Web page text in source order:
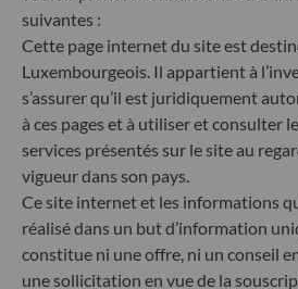
ne prend pas en compte les
les effets négatifs des décisions
sur les facteurs de durabilité dans
décision d'investissement. Article 8
gestion traite les risques de
des critères ESG (Environnement
Gouvernance) dans son
d'investissement. Article 9 :
un objectif d'investissement
contribue de manière significative
transition écologique, et traite les
durabilité par le biais de notations
suivantes :
Cette page internet du site est
Luxembourgeois. Il appartient à
s’assurer qu’il est juridiquement
à ces pages et à utiliser et consulter
services présentés sur le site au
vigueur dans son pays.
Ce site internet et les informations
réalisé dans un but d’information
constitue ni une offre, ni un conseil
une sollicitation en vue de la